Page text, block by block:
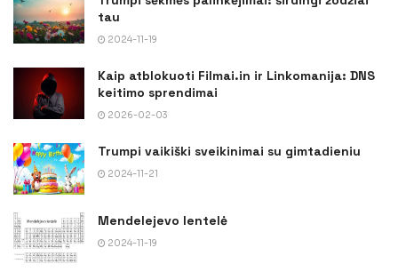
tau
2024-11-19
Kaip atblokuoti Filmai.in ir Linkomanija: DNS
keitimo sprendimai
2026-02-03
Trumpi vaikiški sveikinimai su gimtadieniu
2024-11-21
Mendelejevo lentelė
2024-11-19